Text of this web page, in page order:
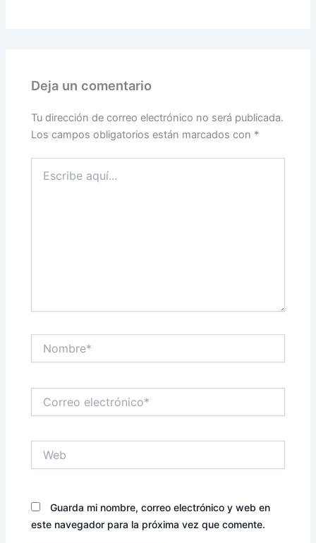
Deja un comentario
Tu dirección de correo electrónico no será publicada.
Los campos obligatorios están marcados con *
aquí...
electrónico*
Guarda mi nombre, correo electrónico y web en
este navegador para la próxima vez que comente.